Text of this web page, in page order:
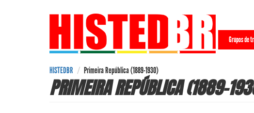
Grupos de
HISTEDBR Primeira República (1889-1930)
PRIMEIRA REPÚBLICA (1889-